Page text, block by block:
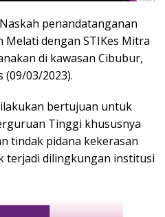
penandatanganan
Melati dengan STIKes Mitra
di kawasan Cibubur,
(09/03/2023).
bertujuan untuk
Tinggi khususnya
tindak pidana kekerasan
terjadi dilingkungan institusi